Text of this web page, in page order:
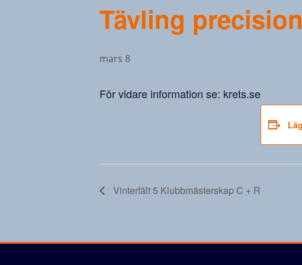
Tävling
mars 8
För vidare information se: krets.se
Vinterfält 5 Klubbmästerskap C + R